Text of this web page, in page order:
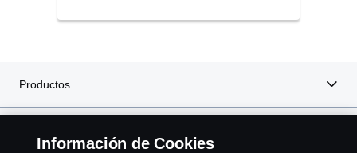
Productos
Información de Cookies